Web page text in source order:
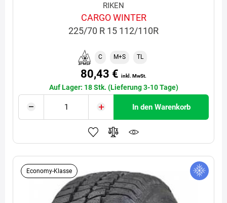
RIKEN
CARGO WINTER
225/70 R 15 112/110R
C M+S TL
80,43 € inkl. MwSt.
Auf Lager: 18 Stk. (Lieferung 3-10 Tage)
In den Warenkorb
Economy-Klasse